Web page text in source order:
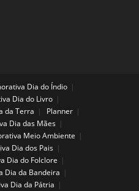
Dia do Índio
Dia do Livro
da Terra
Planner
Dia das Mães
Meio Ambiente
Dia dos Pais
Dia do Folclore
Dia da Bandeira
Dia da Pátria